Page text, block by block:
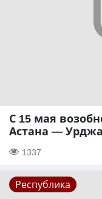
С 15 мая
Астана —
1337
Республика